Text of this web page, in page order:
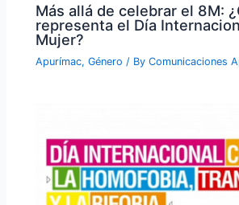
Más allá de celebrar el 8M:
representa el Día
Mujer?
Apurímac,Género / ByComunicaciones